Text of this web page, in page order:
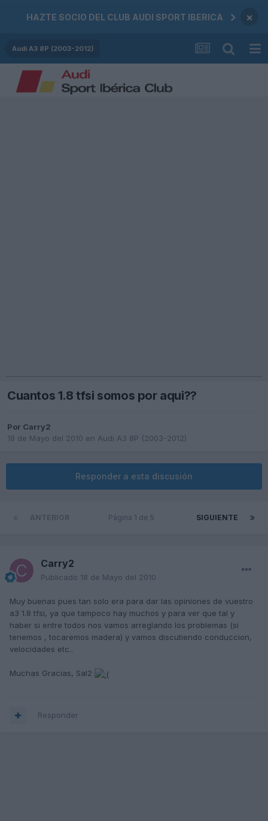
HAZTE SOCIO DEL CLUB AUDI SPORT IBERICA ×
Audi A3 8P (2003-2012)
Cuantos 1.8 tfsi somos por aqui??
Por Carry2
18 de Mayo del 2010 en Audi A3 8P (2003-2012)
Responder a esta discusión
SIGUIENTE
Página 1 de 5
Carry2
Publicado 18 de Mayo del 2010
Muy buenas pues tan solo era para dar las opiniones de vuestro
a3 1.8 tfsi, ya que tampoco hay muchos y para ver que tal y
haber si entre todos nos vamos arreglando los problemas (si
tenemos , tocaremos madera) y vamos discutiendo conduccion,
velocidades etc..
Muchas Gracias, Sal2
Responder